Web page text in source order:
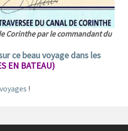
Corinthe par le commandant du
ce beau voyage dans les
EN BATEAU)
!